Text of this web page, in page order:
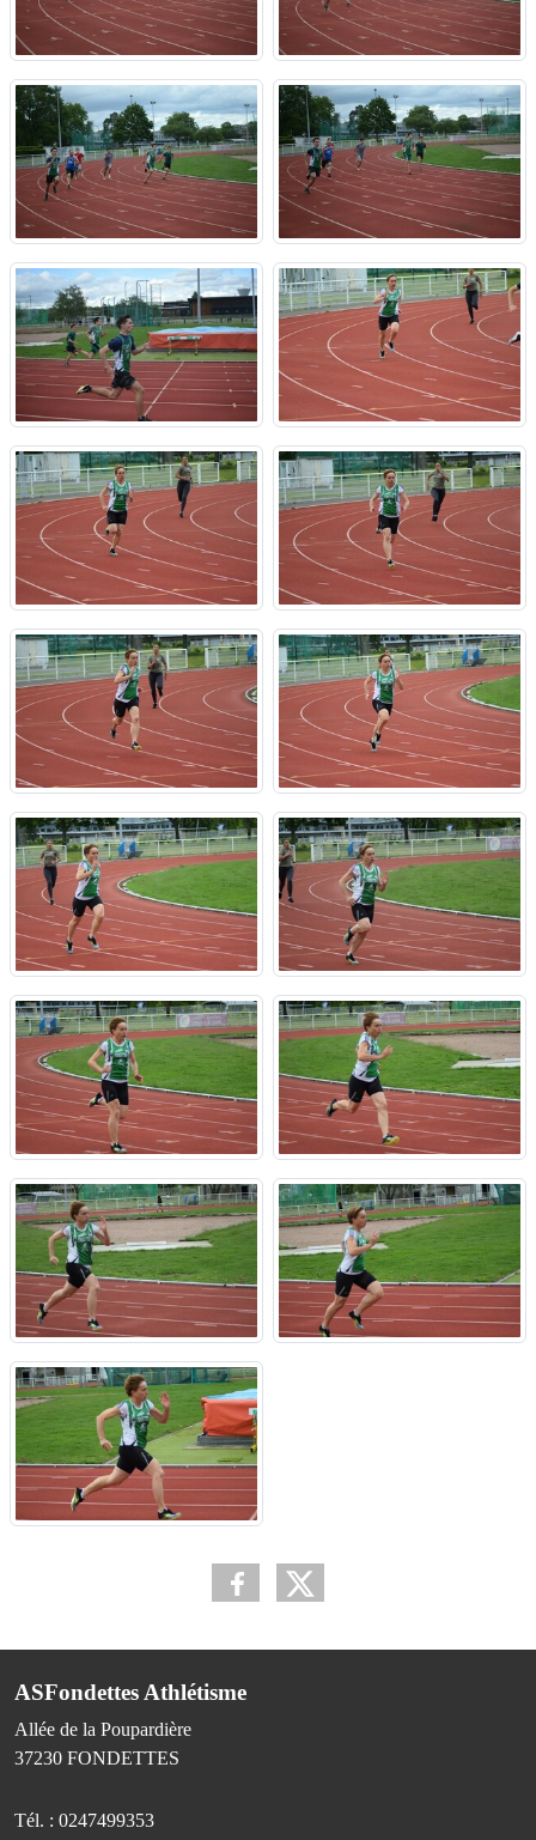
ASFondettes Athlétisme
Allée de la Poupardière
37230 FONDETTES
Tél. : 0247499353